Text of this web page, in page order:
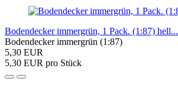
Bodendecker immergrün, 1 Pack. (1:87) hell...
Bodendecker immergrün (1:87)
5,30 EUR
5,30 EUR pro Stück